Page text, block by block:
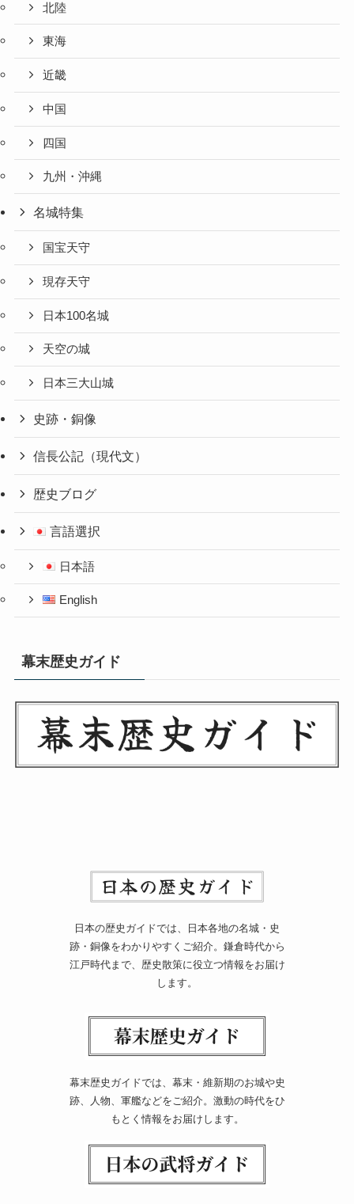
北陸
東海
近畿
中国
四国
九州・沖縄
名城特集
国宝天守
現存天守
日本100名城
天空の城
日本三大山城
史跡・銅像
信長公記（現代文）
歴史ブログ
言語選択
日本語
English
幕末歴史ガイド
日本の歴史ガイドでは、日本各地の名城・史
跡・銅像をわかりやすくご紹介。鎌倉時代から
江戸時代まで、歴史散策に役立つ情報をお届け
します。
幕末歴史ガイドでは、幕末・維新期のお城や史
跡、人物、軍艦などをご紹介。激動の時代をひ
もとく情報をお届けします。